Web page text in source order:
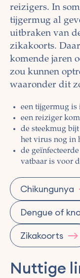
reizigers. In
tijgermug al
uitbraken van
zikakoorts.
komende jaren
zou kunnen
waaronder dit
een tijgermug is
een reiziger
de steekmug
het virus nog in
de
vatbaar is voor
Chikungunya
Dengue of
Zikakoorts
Nuttige